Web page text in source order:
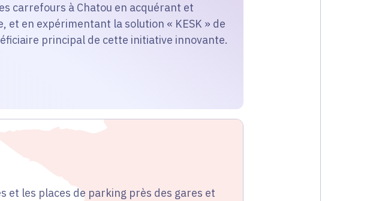
carrefours à Chatou en acquérant et
et en expérimentant la solution « KESK » de
principal de cette initiative innovante.
et les places de parking près des gares et